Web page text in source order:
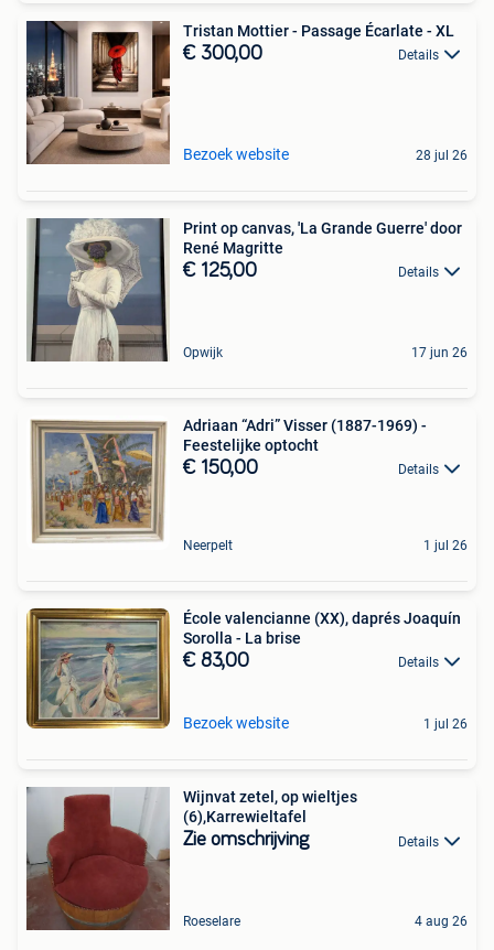
Tristan Mottier - Passage Écarlate - XL
€ 300,00 Details
Bezoek website 28 jul 26
Print op canvas, 'La Grande Guerre' door
René Magritte
€ 125,00 Details
Opwijk 17 jun 26
Adriaan “Adri” Visser (1887-1969) -
Feestelijke optocht
€ 150,00 Details
Neerpelt 1 jul 26
École valencianne (XX), daprés Joaquín
Sorolla - La brise
€ 83,00 Details
Bezoek website 1 jul 26
Wijnvat zetel, op wieltjes
(6),Karrewieltafel
Zie omschrijving Details
Roeselare 4 aug 26